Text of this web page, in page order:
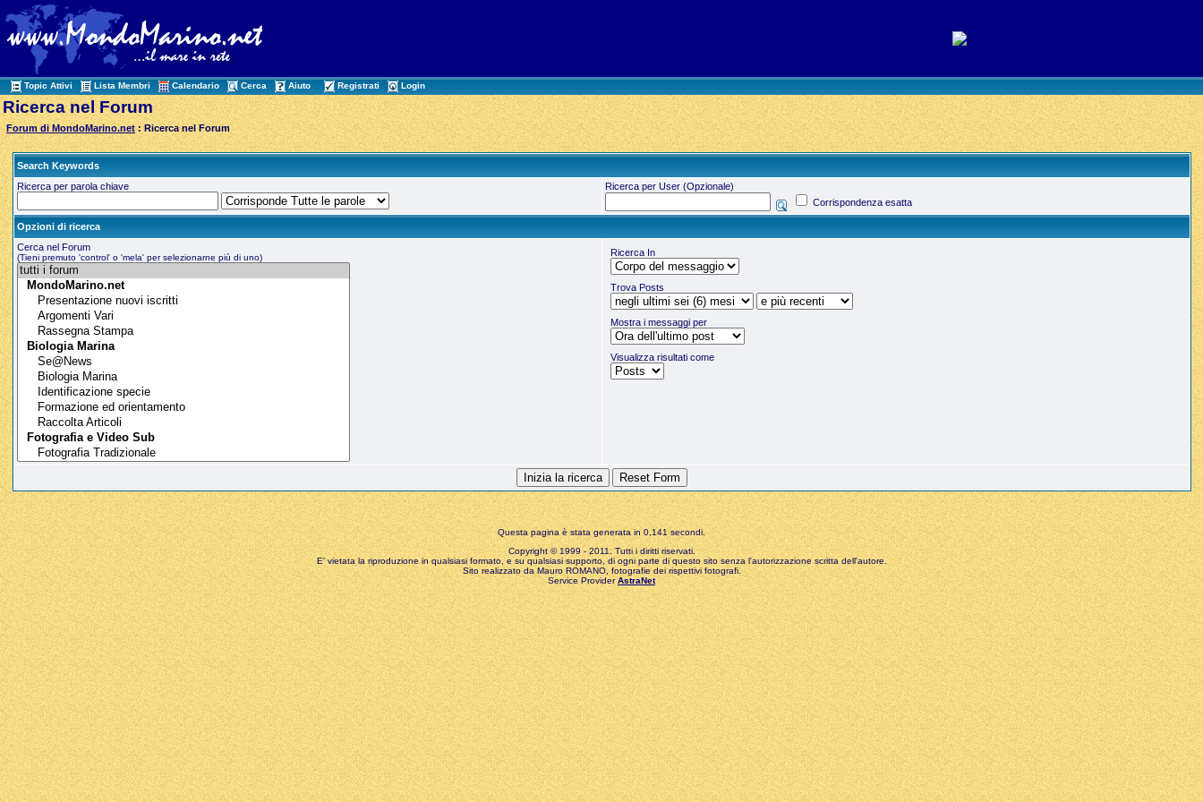
Topic Attivi Lista Membri Calendario Cerca Aiuto Registrati Login
Ricerca nel Forum
Forum di MondoMarino.net : Ricerca nel Forum
Search Keywords
Ricerca per parola chiave
Ricerca per User (Opzionale)
Corrispondenza esatta
Opzioni di ricerca
Cerca nel Forum
(Tieni premuto 'control' o 'mela' per selezionarne più di uno) Ricerca In
Trova Posts
Mostra i messaggi per
Visualizza risultati come
Questa pagina è stata generata in 0,141 secondi.
Copyright © 1999 - 2011. Tutti i diritti riservati.
E' vietata la riproduzione in qualsiasi formato, e su qualsiasi supporto, di ogni parte di questo sito senza l'autorizzazione scritta dell'autore.
Sito realizzato da Mauro ROMANO, fotografie dei rispettivi fotografi.
Service ProviderAstraNet